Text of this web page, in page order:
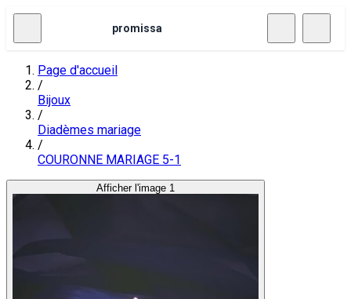
promissa
Page d'accueil
/
Bijoux
/
Diadèmes mariage
/
COURONNE MARIAGE 5-1
Afficher l'image 1